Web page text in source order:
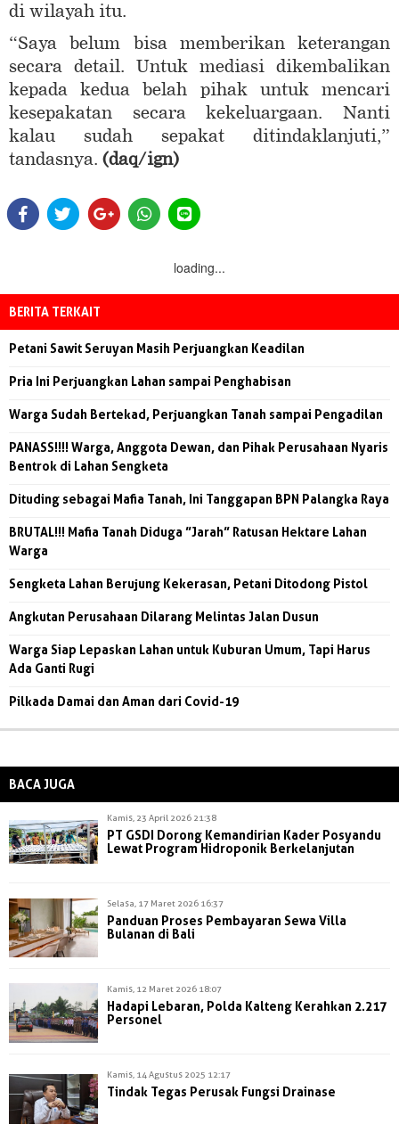
di wilayah itu.
“Saya belum bisa memberikan keterangan
secara detail. Untuk mediasi dikembalikan
kepada kedua belah pihak untuk mencari
kesepakatan secara kekeluargaan. Nanti
kalau sudah sepakat ditindaklanjuti,”
tandasnya. (daq/ign)
loading...
BERITA TERKAIT
Petani Sawit Seruyan Masih Perjuangkan Keadilan
Pria Ini Perjuangkan Lahan sampai Penghabisan
Warga Sudah Bertekad, Perjuangkan Tanah sampai Pengadilan
PANASS!!!! Warga, Anggota Dewan, dan Pihak Perusahaan Nyaris
Bentrok di Lahan Sengketa
Dituding sebagai Mafia Tanah, Ini Tanggapan BPN Palangka Raya
BRUTAL!!! Mafia Tanah Diduga ”Jarah” Ratusan Hektare Lahan
Warga
Sengketa Lahan Berujung Kekerasan, Petani Ditodong Pistol
Angkutan Perusahaan Dilarang Melintas Jalan Dusun
Warga Siap Lepaskan Lahan untuk Kuburan Umum, Tapi Harus
Ada Ganti Rugi
Pilkada Damai dan Aman dari Covid-19
BACA JUGA
Kamis, 23 April 2026 21:38
PT GSDI Dorong Kemandirian Kader Posyandu
Lewat Program Hidroponik Berkelanjutan
Selasa, 17 Maret 2026 16:37
Panduan Proses Pembayaran Sewa Villa
Bulanan di Bali
Kamis, 12 Maret 2026 18:07
Hadapi Lebaran, Polda Kalteng Kerahkan 2.217
Personel
Kamis, 14 Agustus 2025 12:17
Tindak Tegas Perusak Fungsi Drainase